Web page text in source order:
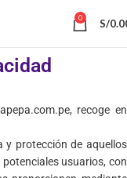
0 S/
, recoge en
y protección de aquellos
usuarios, con